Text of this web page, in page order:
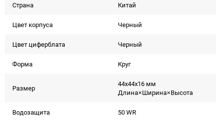
Страна Китай
Цвет корпуса Черный
Цвет циферблата Черный
Форма Круг
Размер
44x44x16 мм
Длина×Ширина×Высота
Водозащита 50 WR